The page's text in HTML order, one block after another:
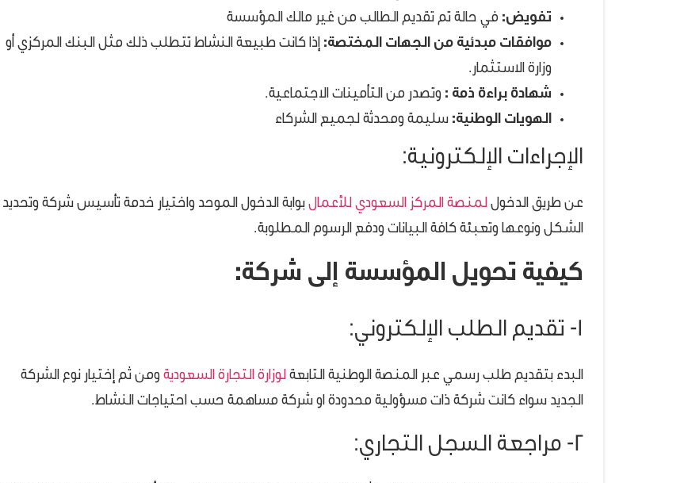
تفويض: في حالة تم تقديم الطالب من غير مالك المؤسسة
موافقات مبدئية من الجهات المختصة: إذا كانت طبيعة النشاط تتطلب ذلك مثل البنك المركزي أو
وزارة الاستثمار.
شهادة براءة ذمة : وتصدر من التأمينات الاجتماعية.
الهويات الوطنية: سليمة ومحدثة لجميع الشركاء
الإجراءات الإلكترونية:
عن طريق الدخول لمنصة المركز السعودي للأعمال بوابة الدخول الموحد واختيار خدمة تأسيس شركة وتحديد
الشكل ونوعها وتعبئة كافة البيانات ودفع الرسوم المطلوبة.
كيفية تحويل المؤسسة إلى شركة:
1- تقديم الطلب الإلكتروني:
البدء بتقديم طلب رسمي عبر المنصة الوطنية التابعة لوزارة التجارة السعودية ومن ثم إختيار نوع الشركة
الجديد سواء كانت شركة ذات مسؤولية محدودة او شركة مساهمة حسب احتياجات النشاط.
2- مراجعة السجل التجاري: